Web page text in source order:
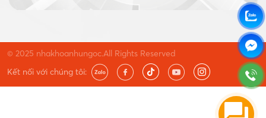
© 2025 nhakhoanhungoc.All Rights Reserved
Kết nối với chúng tôi: